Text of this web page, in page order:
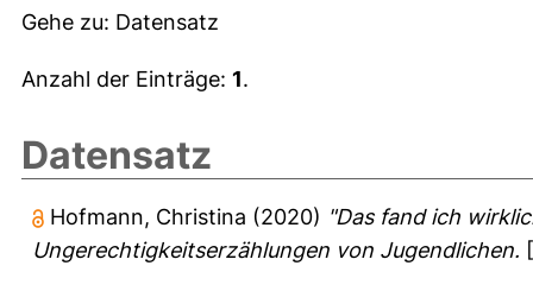
Gehe zu: Datensatz
Anzahl der Einträge: 1.
Datensatz
Hofmann, Christina (2020) "Das fand ich
Ungerechtigkeitserzählungen von Jugendlichen.